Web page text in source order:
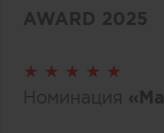
AWARD 2025
★ ★ ★ ★ ★
Номинация